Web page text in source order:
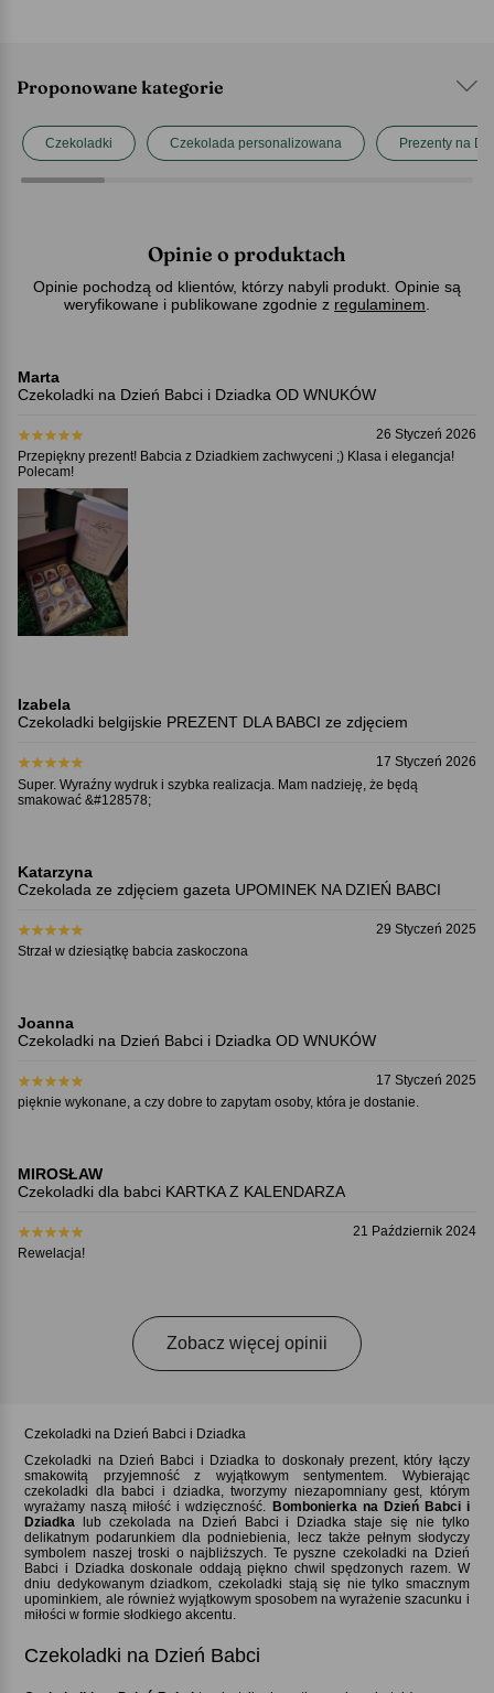
Proponowane kategorie
Czekoladki Czekolada personalizowana Prezenty na
Opinie o produktach
Opinie pochodzą od klientów, którzy nabyli produkt. Opinie są
weryfikowane i publikowane zgodnie z regulaminem
Czekoladki na Dzień Babci i Dziadka OD WNUKÓW
Marta
26 Styczeń 2026
Przepiękny prezent! Babcia z Dziadkiem zachwyceni ;) Klasa i elegancja!
Polecam!
Czekoladki belgijskie PREZENT DLA BABCI ze zdjęciem
Izabela
17 Styczeń 2026
Super. Wyraźny wydruk i szybka realizacja. Mam nadzieję, że będą
smakować &#128578;
Czekolada ze zdjęciem gazeta UPOMINEK NA DZIEŃ BABCI
Katarzyna
29 Styczeń 2025
Strzał w dziesiątkę babcia zaskoczona
Czekoladki na Dzień Babci i Dziadka OD WNUKÓW
Joanna
17 Styczeń 2025
pięknie wykonane, a czy dobre to zapytam osoby, która je dostanie.
Czekoladki dla babci KARTKA Z KALENDARZA
MIROSŁAW
21 Październik 2024
Rewelacja!
Zobacz więcej opinii
Czekoladki na Dzień Babci i Dziadka
Czekoladki na Dzień Babci i Dziadka to doskonały prezent, który łączy
smakowitą przyjemność z wyjątkowym sentymentem. Wybierając
czekoladki dla babci i dziadka, tworzymy niezapomniany gest, którym
wyrażamy naszą miłość i wdzięczność. Bombonierka na Dzień Babci i
Dziadka lub czekolada na Dzień Babci i Dziadka staje się nie tylko
delikatnym podarunkiem dla podniebienia, lecz także pełnym słodyczy
symbolem naszej troski o najbliższych. Te pyszne czekoladki na Dzień
Babci i Dziadka doskonale oddają piękno chwil spędzonych razem. W
dniu dedykowanym dziadkom, czekoladki stają się nie tylko smacznym
upominkiem, ale również wyjątkowym sposobem na wyrażenie szacunku i
miłości w formie słodkiego akcentu.
Czekoladki na Dzień Babci